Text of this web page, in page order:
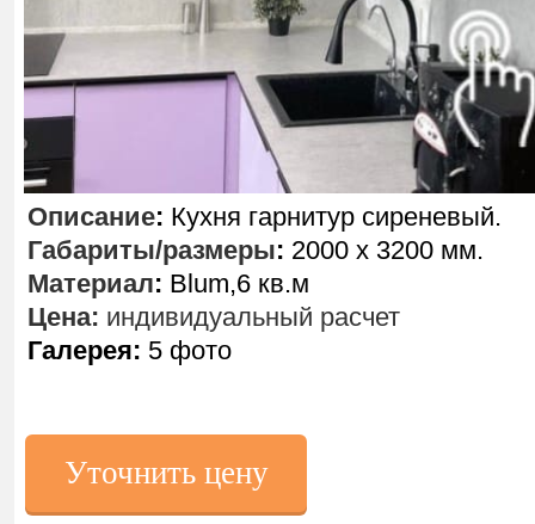
Уточнить цену
Описание: Кухня гарнитур сиреневый.
Габариты/размеры: 2000 х 3200 мм.
Материал: Blum,6 кв.м
Цена: индивидуальный расчет
Галерея: 5 фото